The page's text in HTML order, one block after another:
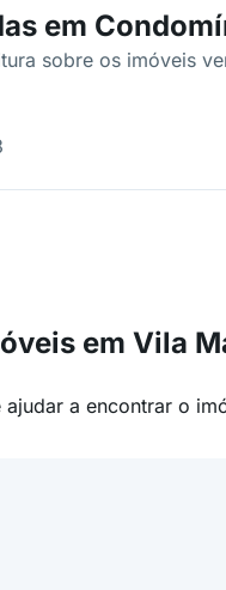
em
sobre os imóveis
em Vila
ajudar a encontrar o